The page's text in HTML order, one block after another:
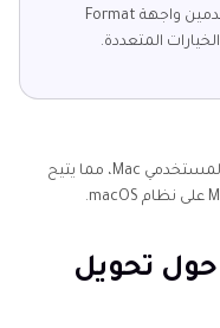
واجهة معقدة: قد يجد بعض المستخدمين واجهة Format
ماك: يقدم Format Factory إصدارًا مخصصًا لمستخدمي Mac، مما يتيح
حول تحويل